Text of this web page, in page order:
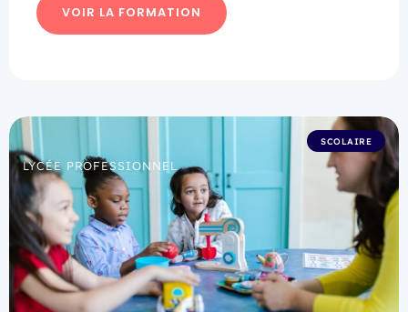
VOIR LA FORMATION
SCOLAIRE
LYCÉE PROFESSIONNEL